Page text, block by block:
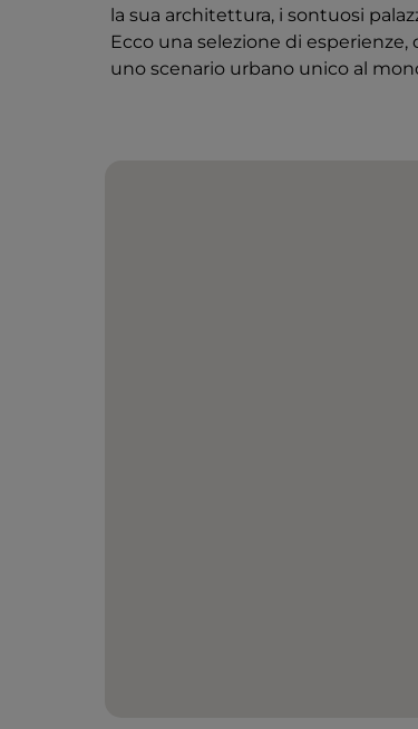
la sua architettura, i sontuosi
Ecco una selezione di esperienze,
uno scenario urbano unico al